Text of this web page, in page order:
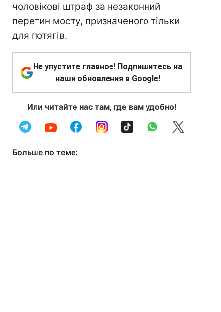
чоловікові штраф за незаконний
перетин мосту, призначеного тільки
для потягів.
Не упустите главное! Подпишитесь на
наши обновления в Google!
Или читайте нас там, где вам удобно!
Больше по теме: